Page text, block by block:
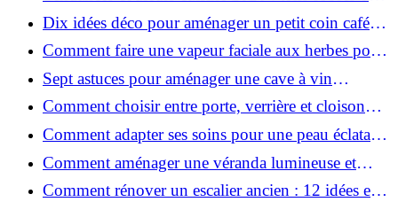
colorés, que choisir ?
Dix idées déco pour aménager un petit coin café
chez soi
Comment faire une vapeur faciale aux herbes pour
une peau plus saine et rajeunie ?
Sept astuces pour aménager une cave à vin
naturelle chez soi
Comment choisir entre porte, verrière et cloison
coulissante pour séparer vos pièces ?
Comment adapter ses soins pour une peau éclatante
en hiver ?
Comment aménager une véranda lumineuse et
conviviale : 12 idées déco
Comment rénover un escalier ancien : 12 idées et